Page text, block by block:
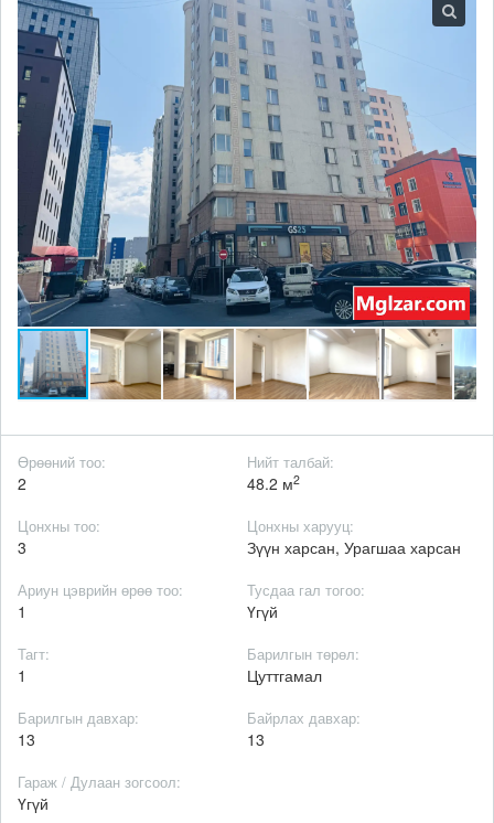
Өрөөний тоо:
2
Нийт талбай:
48.2 м2
Цонхны тоо:
3
Цонхны харууц:
Зүүн харсан, Урагшаа харсан
Ариун цэврийн өрөө тоо:
1
Тусдаа гал тогоо:
Үгүй
Тагт:
1
Барилгын төрөл:
Цуттгамал
Барилгын давхар:
13
Байрлах давхар:
13
Гараж / Дулаан зогсоол:
Үгүй